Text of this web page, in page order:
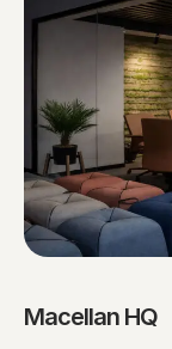
Macellan HQ